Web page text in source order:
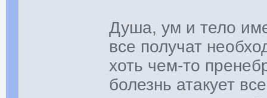
Душа, ум и тело
все получат
хоть чем-то
болезнь атакует